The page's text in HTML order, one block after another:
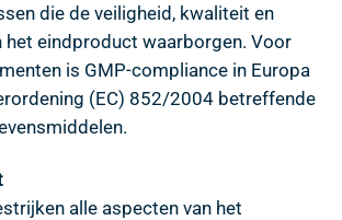
die de veiligheid, kwaliteit en
het eindproduct waarborgen. Voor
is GMP-compliance in Europa
(EC) 852/2004 betreffende
alle aspecten van het